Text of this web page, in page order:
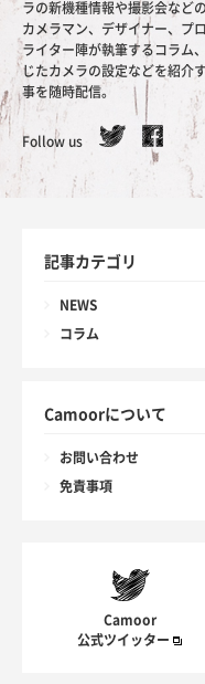
ラの新機種情報や撮影会など
カメラマン、デザイナー、プ
ライター陣が執筆するコラム
じたカメラの設定などを紹介
事を随時配信。
Follow us
記事カテゴリ
NEWS
コラム
Camoorについて
お問い合わせ
免責事項
Camoor
公式ツイッター